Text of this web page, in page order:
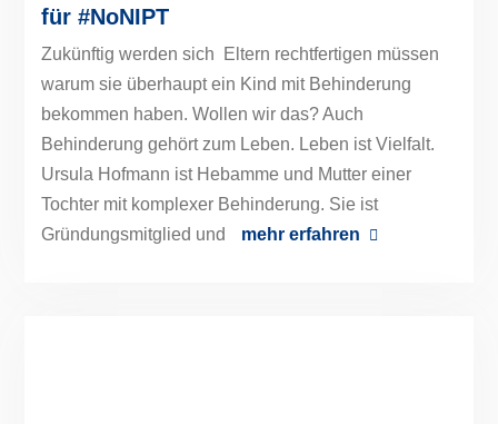
für #NoNIPT
Zukünftig werden sich Eltern rechtfertigen müssen
warum sie überhaupt ein Kind mit Behinderung
bekommen haben. Wollen wir das? Auch
Behinderung gehört zum Leben. Leben ist Vielfalt.
Ursula Hofmann ist Hebamme und Mutter einer
Tochter mit komplexer Behinderung. Sie ist
Gründungsmitglied und
mehr erfahren